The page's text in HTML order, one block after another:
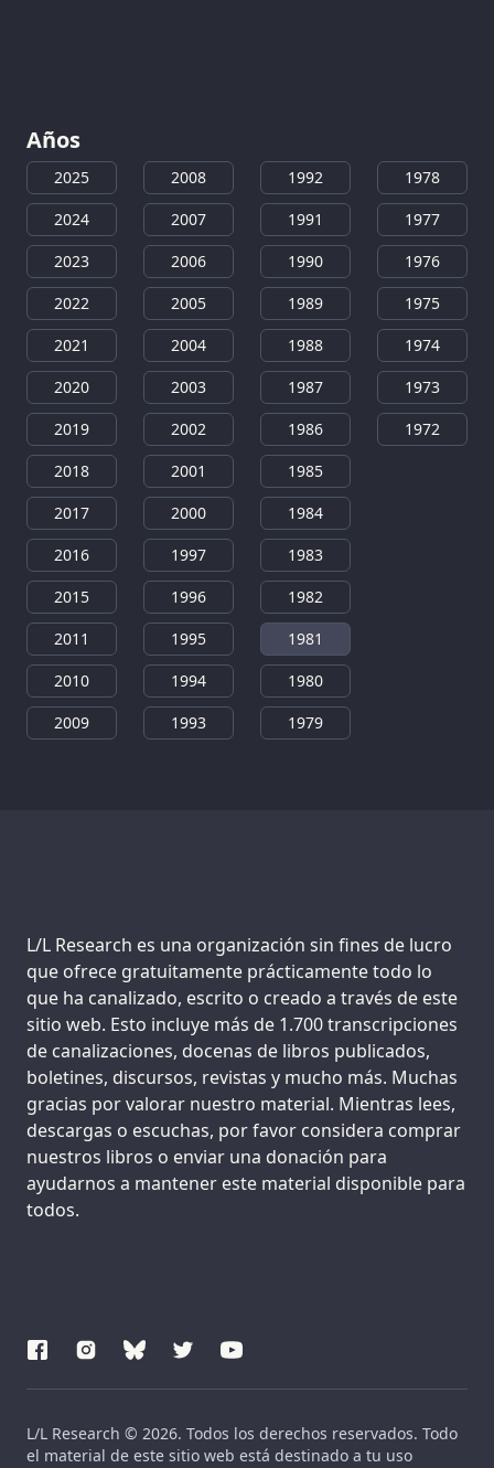
Años
2025
2024
2023
2022
2021
2020
2019
2018
2017
2016
2015
2011
2010
2009
2008
2007
2006
2005
2004
2003
2002
2001
2000
1997
1996
1995
1994
1993
1992
1991
1990
1989
1988
1987
1986
1985
1984
1983
1982
1981
1980
1979
1978
1977
1976
1975
1974
1973
1972
Support us:
L/L Research es una organización sin fines de lucro
que ofrece gratuitamente prácticamente todo lo
que ha canalizado, escrito o creado a través de este
sitio web. Esto incluye más de 1.700 transcripciones
de canalizaciones, docenas de libros publicados,
boletines, discursos, revistas y mucho más. Muchas
gracias por valorar nuestro material. Mientras lees,
descargas o escuchas, por favor considera comprar
nuestros libros o enviar una donación para
ayudarnos a mantener este material disponible para
todos.
L/L Research © 2026. Todos los derechos reservados. Todo
el material de este sitio web está destinado a tu uso